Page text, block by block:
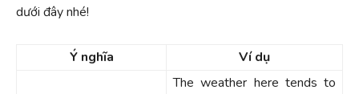
dưới đây nhé!
Ý nghĩa Ví dụ
The weather here tends to